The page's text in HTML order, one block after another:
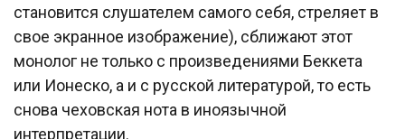
становится слушателем самого себя, стреляет в
свое экранное изображение), сближают этот
монолог не только с произведениями Беккета
или Ионеско, а и с русской литературой, то есть
снова чеховская нота в иноязычной
интерпретации.